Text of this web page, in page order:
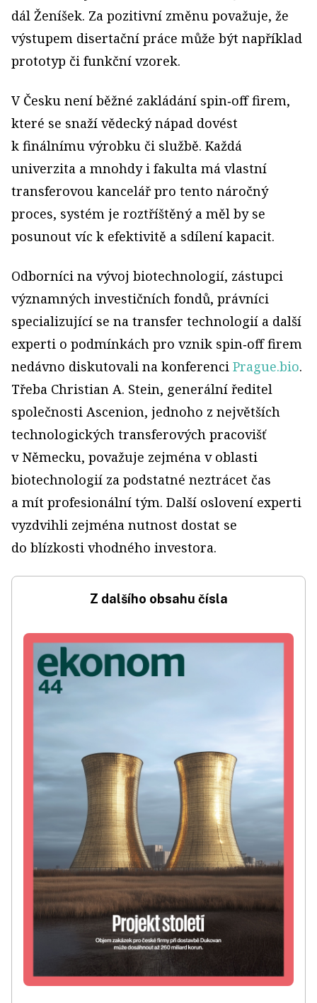
dál Ženíšek. Za pozitivní změnu považuje, že
výstupem disertační práce může být například
prototyp či funkční vzorek.
V Česku není běžné zakládání spin‑off firem,
které se snaží vědecký nápad dovést
k finálnímu výrobku či službě. Každá
univerzita a mnohdy i fakulta má vlastní
transferovou kancelář pro tento náročný
proces, systém je roztříštěný a měl by se
posunout víc k efektivitě a sdílení kapacit.
Odborníci na vývoj biotechnologií, zástupci
významných investičních fondů, právníci
specializující se na transfer technologií a další
experti o podmínkách pro vznik spin‑off firem
nedávno diskutovali na konferenci Prague.bio.
Třeba Christian A. Stein, generální ředitel
společnosti Ascenion, jednoho z největších
technologických transferových pracovišť
v Německu, považuje zejména v oblasti
biotechnologií za podstatné neztrácet čas
a mít profesionální tým. Další oslovení experti
vyzdvihli zejména nutnost dostat se
do blízkosti vhodného investora.
Z dalšího obsahu čísla